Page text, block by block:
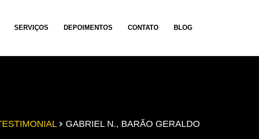
SERVIÇOS DEPOIMENTOS CONTATO BLOG
GABRIEL N., BARÃO GERALDO